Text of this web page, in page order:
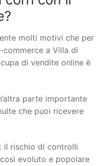
molti motivi che per
commerce a Villa di
di vendite online è
parte importante
che puoi ricevere
il rischio di controlli
evoluto e popolare